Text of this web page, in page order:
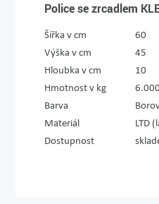
Police se zrcadlem
Šířka v cm
60
Výška v cm
45
Hloubka v cm
10
Hmotnost v kg
Barva
Materiál
LTD
Dostupnost